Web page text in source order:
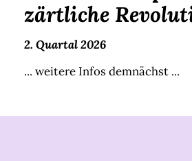
zärtliche
2. Quartal 2026
... weitere Infos demnächst ...